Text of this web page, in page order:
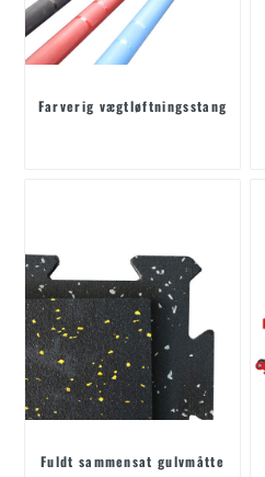
Farverig vægtløftningsstang
Fuldt sammensat gulvmåtte